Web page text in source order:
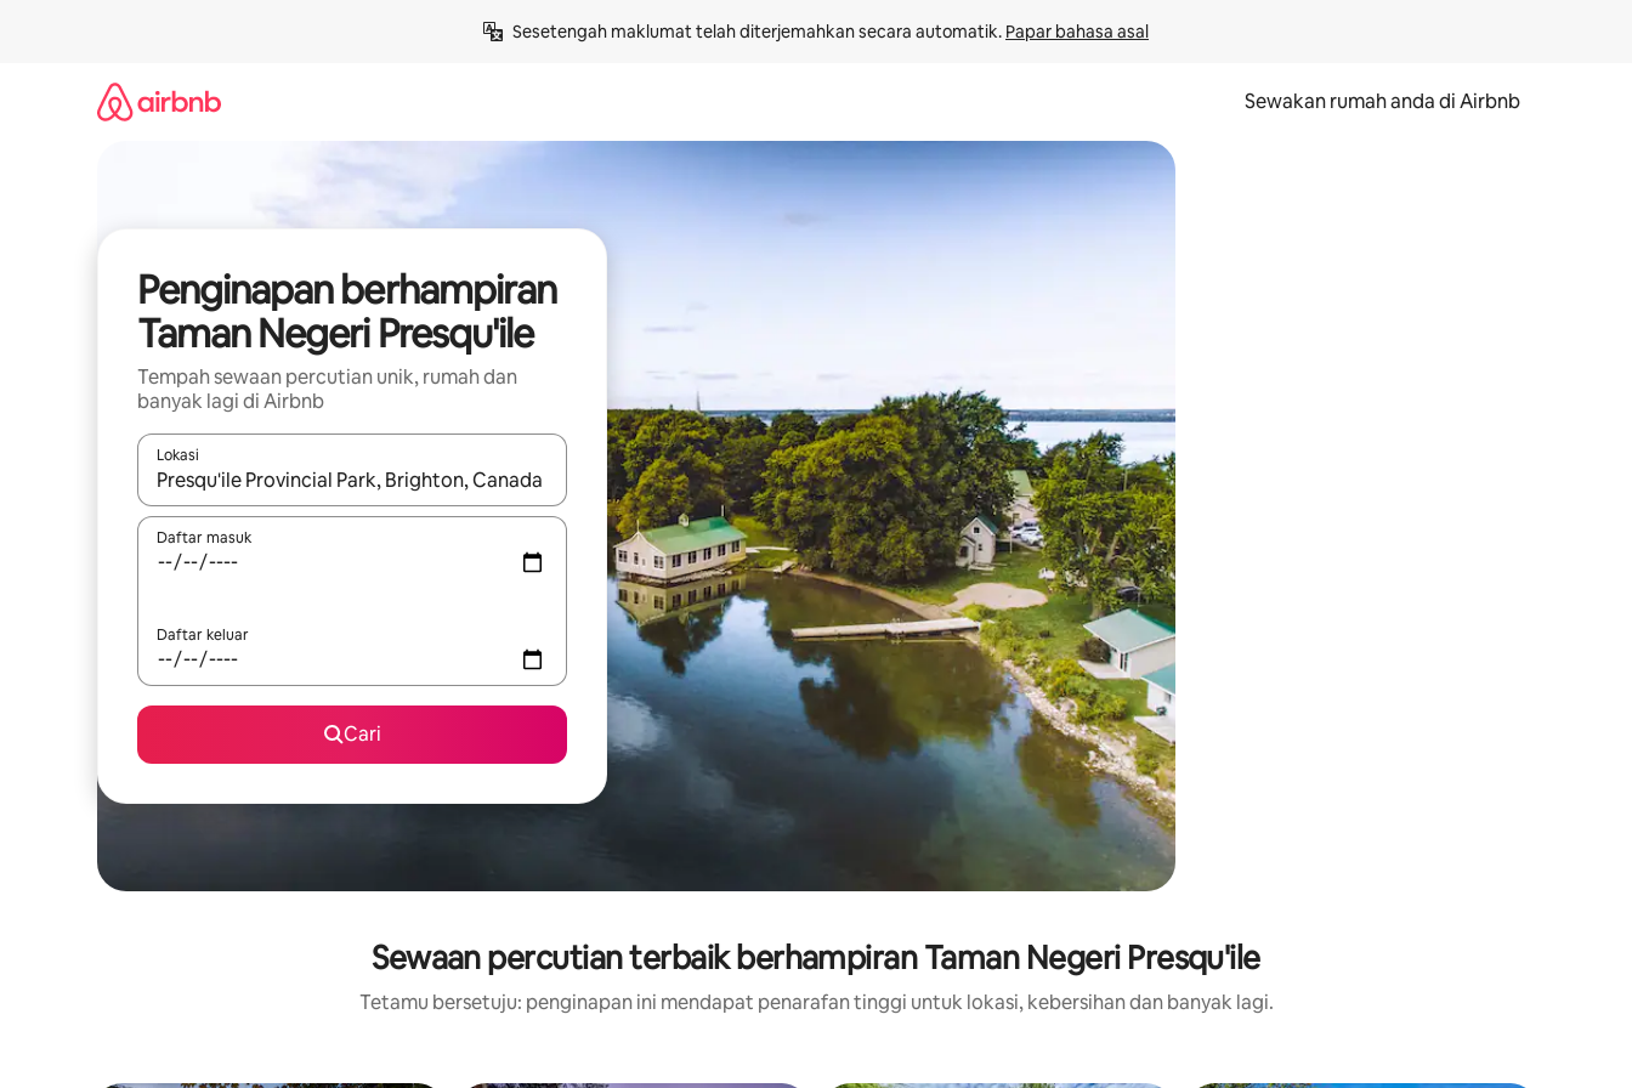
Sesetengah maklumat telah diterjemahkan secara automatik. Papar bahasa asal
Sewakan rumah anda di Airbnb
Penginapan berhampiran
Taman Negeri Presqu'ile
Tempah sewaan percutian unik, rumah dan
banyak lagi di Airbnb
Lokasi
Apabila hasil tersedia, navigasi dengan kekunci anak panah atas dan bawah atau teroka dengan sentuhan atau gerak leret.
Daftar masuk
Daftar keluar
Cari
Sewaan percutian terbaik berhampiran Taman Negeri Presqu'ile
Tetamu bersetuju: penginapan ini mendapat penarafan tinggi untuk lokasi, kebersihan dan banyak lagi.